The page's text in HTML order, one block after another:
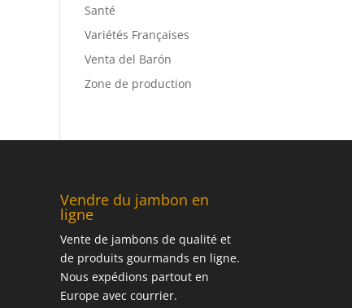
Santé
Variétés Françaises
Venta del Barón
Zone de production
Vendre du jambon en
ligne
Vente de jambons de qualité et
de produits gourmands en ligne.
Nous expédions partout en
Europe avec courrier.